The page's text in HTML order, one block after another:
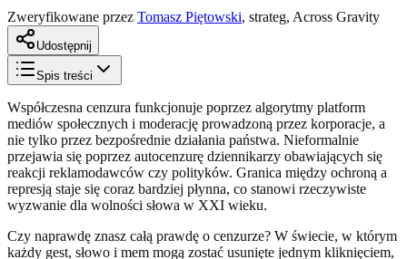
Zweryfikowane przez Tomasz Piętowski, strateg, Across Gravity
Udostępnij
Spis treści
Współczesna cenzura funkcjonuje poprzez algorytmy platform
mediów społecznych i moderację prowadzoną przez korporacje, a
nie tylko przez bezpośrednie działania państwa. Nieformalnie
przejawia się poprzez autocenzurę dziennikarzy obawiających się
reakcji reklamodawców czy polityków. Granica między ochroną a
represją staje się coraz bardziej płynna, co stanowi rzeczywiste
wyzwanie dla wolności słowa w XXI wieku.
Czy naprawdę znasz całą prawdę o cenzurze? W świecie, w którym
każdy gest, słowo i mem mogą zostać usunięte jednym kliknięciem,